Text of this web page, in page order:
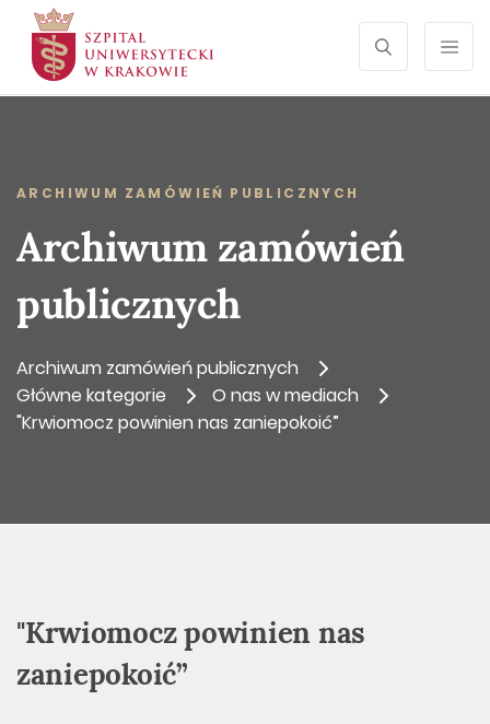
Otwórz
SEARCH
ARCHIWUM ZAMÓWIEŃ PUBLICZNYCH
Archiwum zamówień
publicznych
Archiwum zamówień publicznych
Główne kategorie
O nas w mediach
"Krwiomocz powinien nas zaniepokoić”
"Krwiomocz powinien nas
zaniepokoić”